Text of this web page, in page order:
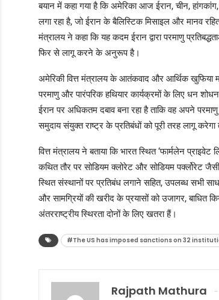
बयान में कहा गया है कि अमेरिका आज ईरान, चीन,
लगा रहा है, जो ईरान के बैलिस्टिक मिसाइल और मानव
मंत्रालय ने कहा कि यह कदम ईरान द्वारा परमाणु
फिर से लागू करने के अनुरूप है।
अमेरिकी वित्त मंत्रालय के आतंकवाद और आर्थिक खुफिया
परमाणु और पारंपरिक हथियार कार्यक्रमों के लिए धन
ईरान पर अधिकतम दबाव बना रहा है ताकि वह अपने
समुदाय संयुक्त राष्ट्र के प्रतिबंधों को पूरी तरह लागू
वित्त मंत्रालय ने बताया कि भारत स्थित ‘फार्मलेन
कथित तौर पर सोडियम क्लोरेट और सोडियम पर्क्लोरेट
स्थित संस्थानों पर प्रतिबंध लगाने सहित, उपलब्ध सभी
और सामग्रियों की खरीद के प्रयासों को उजागर, बाधित
अंतरराष्ट्रीय स्थिरता दोनों के लिए खतरा हैं।
#The US has imposed sanctions on 32
Rajpath Mathura